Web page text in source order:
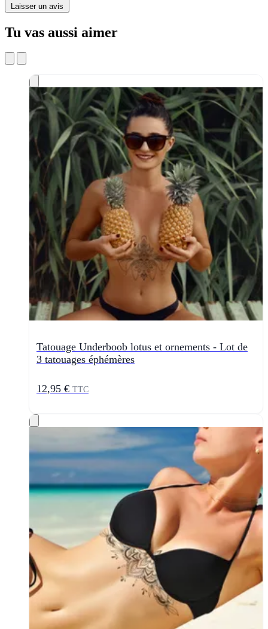
Laisser un avis
Tu vas aussi aimer
Tatouage Underboob lotus et ornements - Lot de
3 tatouages éphémères
12,95 € TTC